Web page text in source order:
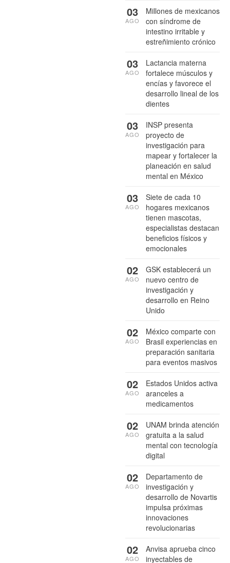
Millones de mexicanos
con síndrome de
intestino irritable y
estreñimiento crónico
03
AGO
Lactancia materna
fortalece músculos y
encías y favorece el
desarrollo lineal de los
dientes
03
AGO
INSP presenta
proyecto de
investigación para
mapear y fortalecer la
planeación en salud
mental en México
03
AGO
Siete de cada 10
hogares mexicanos
tienen mascotas,
especialistas destacan
beneficios físicos y
emocionales
03
AGO
GSK establecerá un
nuevo centro de
investigación y
desarrollo en Reino
Unido
02
AGO
México comparte con
Brasil experiencias en
preparación sanitaria
para eventos masivos
02
AGO
Estados Unidos activa
aranceles a
medicamentos
02
AGO
UNAM brinda atención
gratuita a la salud
mental con tecnología
digital
02
AGO
Departamento de
investigación y
desarrollo de Novartis
impulsa próximas
innovaciones
revolucionarias
02
AGO
Anvisa aprueba cinco
inyectables de
02
AGO